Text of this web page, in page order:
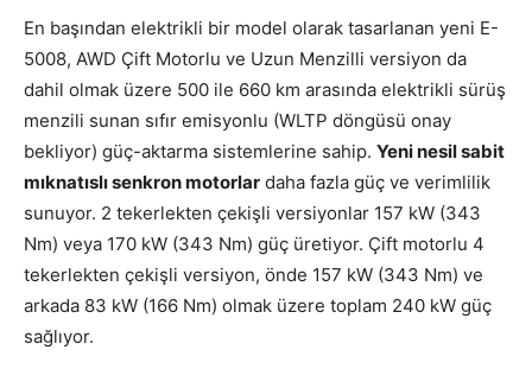
En başından elektrikli bir model olarak tasarlanan yeni E-
5008, AWD Çift Motorlu ve Uzun Menzilli versiyon da
dahil olmak üzere 500 ile 660 km arasında elektrikli sürüş
menzili sunan sıfır emisyonlu (WLTP döngüsü onay
bekliyor) güç-aktarma sistemlerine sahip. Yeni nesil sabit
mıknatıslı senkron motorlar daha fazla güç ve verimlilik
sunuyor. 2 tekerlekten çekişli versiyonlar 157 kW (343
Nm) veya 170 kW (343 Nm) güç üretiyor. Çift motorlu 4
tekerlekten çekişli versiyon, önde 157 kW (343 Nm) ve
arkada 83 kW (166 Nm) olmak üzere toplam 240 kW güç
sağlıyor.